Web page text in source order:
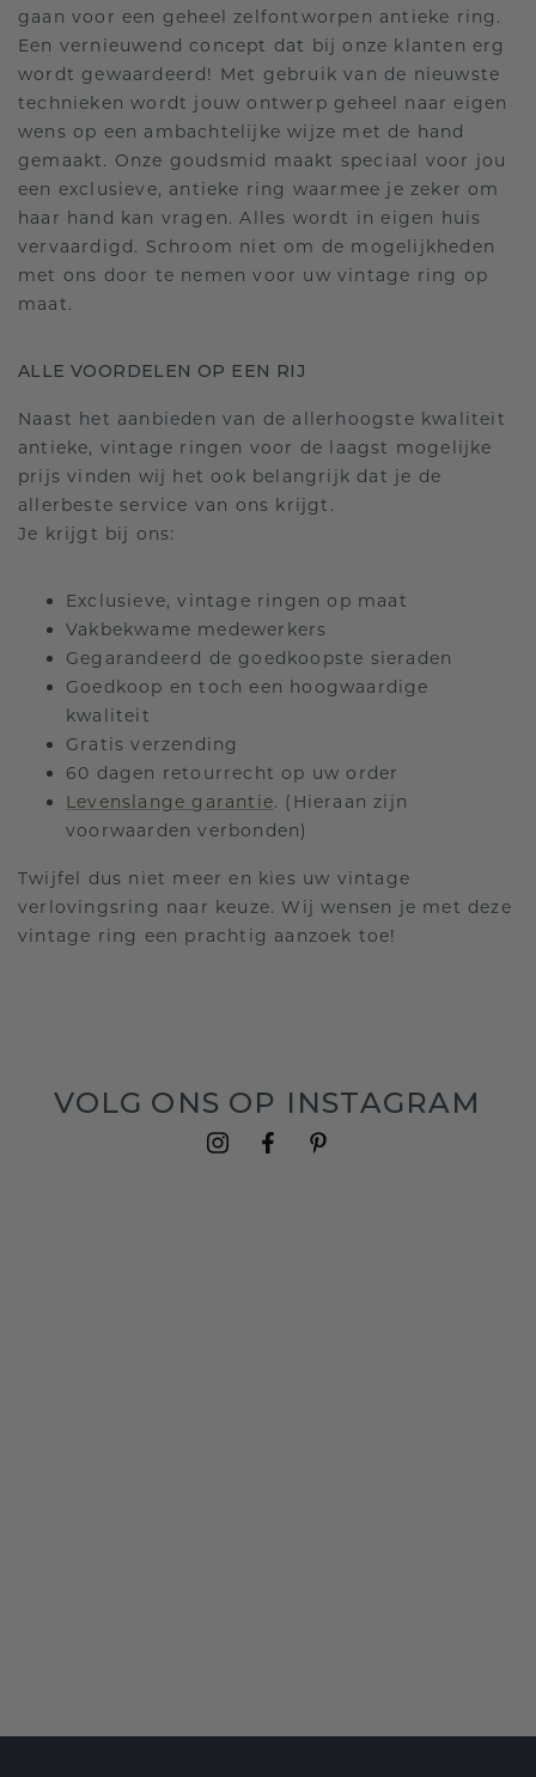
gaan voor een geheel zelfontworpen antieke ring.
Een vernieuwend concept dat bij onze klanten erg
wordt gewaardeerd! Met gebruik van de nieuwste
technieken wordt jouw ontwerp geheel naar eigen
wens op een ambachtelijke wijze met de hand
gemaakt. Onze goudsmid maakt speciaal voor jou
een exclusieve, antieke ring waarmee je zeker om
haar hand kan vragen. Alles wordt in eigen huis
vervaardigd. Schroom niet om de mogelijkheden
met ons door te nemen voor uw vintage ring op
maat.
ALLE VOORDELEN OP EEN RIJ
Naast het aanbieden van de allerhoogste kwaliteit
antieke, vintage ringen voor de laagst mogelijke
prijs vinden wij het ook belangrijk dat je de
allerbeste service van ons krijgt.
Je krijgt bij ons:
Exclusieve, vintage ringen op maat
Vakbekwame medewerkers
Gegarandeerd de goedkoopste sieraden
Goedkoop en toch een hoogwaardige
kwaliteit
Gratis verzending
60 dagen retourrecht op uw order
Levenslange garantie. (Hieraan zijn
voorwaarden verbonden)
Twijfel dus niet meer en kies uw vintage
verlovingsring naar keuze. Wij wensen je met deze
vintage ring een prachtig aanzoek toe!
VOLG ONS OP INSTAGRAM